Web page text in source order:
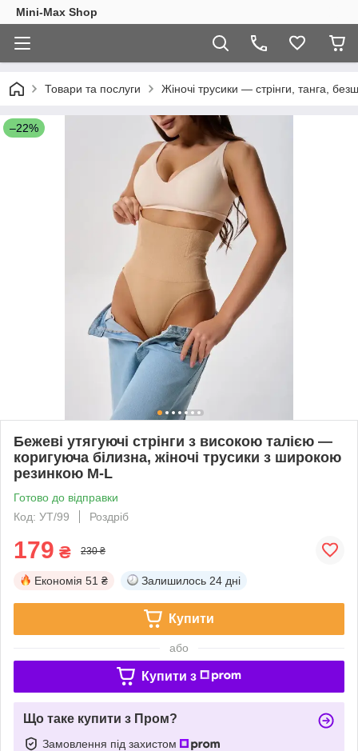
Mini-Max Shop
Товари та послуги Жіночі трусики — стрінги, танга,
–22%
Бежеві утягуючі стрінги з високою талією —
коригуюча білизна, жіночі трусики з широкою
резинкою M-L
Готово до відправки
Код: УТ/99
Роздріб
179 ₴ 230 ₴
Економія 51 ₴ Залишилось 24 дні
Купити
або
Купити з
Що таке купити з Пром?
Замовлення під захистом